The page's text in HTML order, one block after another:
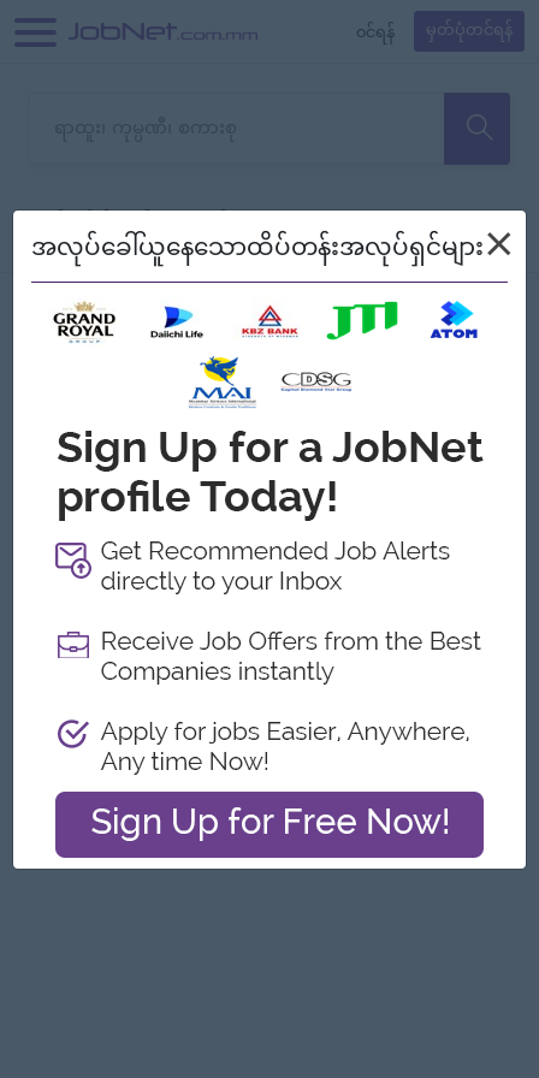
၀င်ရန် မှတ်ပုံတင်ရန်
သော အလုပ်မရှိသေးပါ။
စစ်ရန် စဉ်၍ကြည့်မည်
အလုပ်ခေါ်ယူနေသောထိပ်တန်းအလုပ်ရှင်များ×